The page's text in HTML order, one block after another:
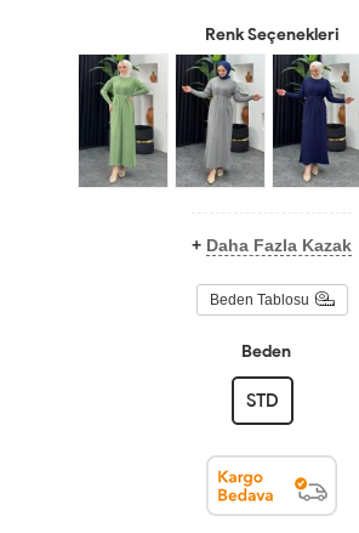
Renk Seçenekleri
+ Daha Fazla Kazak
Beden Tablosu
Beden
STD